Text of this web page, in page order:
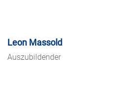
Leon Massold
Auszubildender